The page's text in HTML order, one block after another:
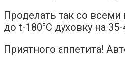
Проделать так со
до t-180°C духовку на
Приятного аппетита!